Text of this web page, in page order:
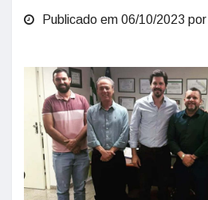
Publicado em 06/10/2023